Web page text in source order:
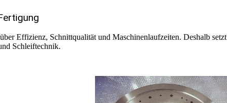
Effizienz, Schnittqualität und Maschinenlaufzeiten. Deshalb setzt
Schleiftechnik.